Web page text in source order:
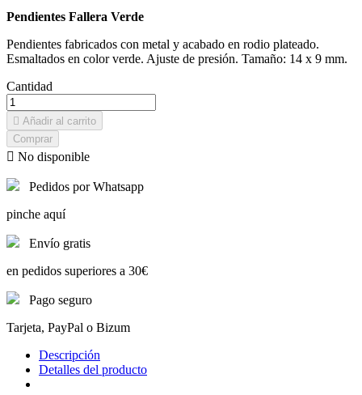
Pendientes Fallera Verde
Pendientes fabricados con metal y acabado en rodio plateado.
Esmaltados en color verde. Ajuste de presión. Tamaño: 14 x 9 mm.
Cantidad
 Añadir al carrito
Comprar
 No disponible
Pedidos por Whatsapp
pinche aquí
Envío gratis
en pedidos superiores a 30€
Pago seguro
Tarjeta, PayPal o Bizum
Descripción
Detalles del producto